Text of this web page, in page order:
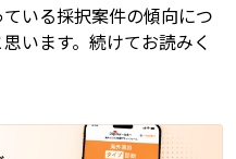
いる採択案件の傾向につ
います。続けてお読みく